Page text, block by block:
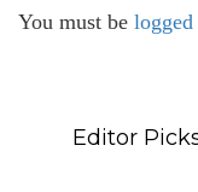
You must be
Editor